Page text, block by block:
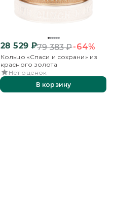
28 529₽79 383₽-64%
Кольцо «Спаси и сохрани» из
красного золота
Нет оценок
В корзину